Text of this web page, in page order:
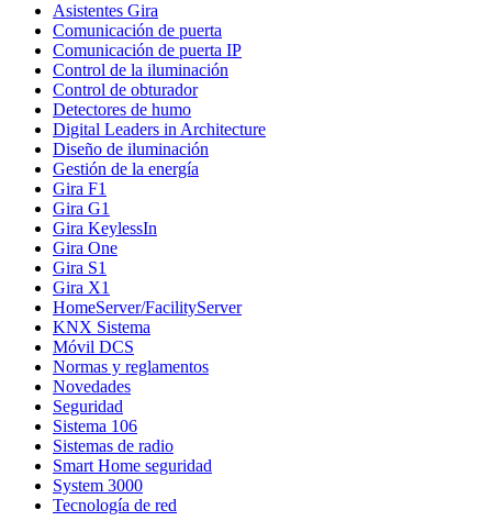
Asistentes Gira
Comunicación de puerta
Comunicación de puerta IP
Control de la iluminación
Control de obturador
Detectores de humo
Digital Leaders in Architecture
Diseño de iluminación
Gestión de la energía
Gira F1
Gira G1
Gira KeylessIn
Gira One
Gira S1
Gira X1
HomeServer/FacilityServer
KNX Sistema
Móvil DCS
Normas y reglamentos
Novedades
Seguridad
Sistema 106
Sistemas de radio
Smart Home seguridad
System 3000
Tecnología de red